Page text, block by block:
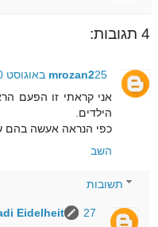
4 תגובות:
mrozan225 באוגוסט 2020 בשעה 21:44
אני קראתי זו הפעם
הילדים.
כפי הנראה אעשה בהם
השב
תשובות
Eidelheit
27 באוגוסט 2020 בשעה 22:12